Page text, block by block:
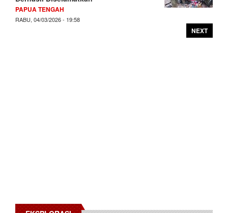
PAPUA TENGAH
RABU, 04/03/2026 - 19:58
NEXT